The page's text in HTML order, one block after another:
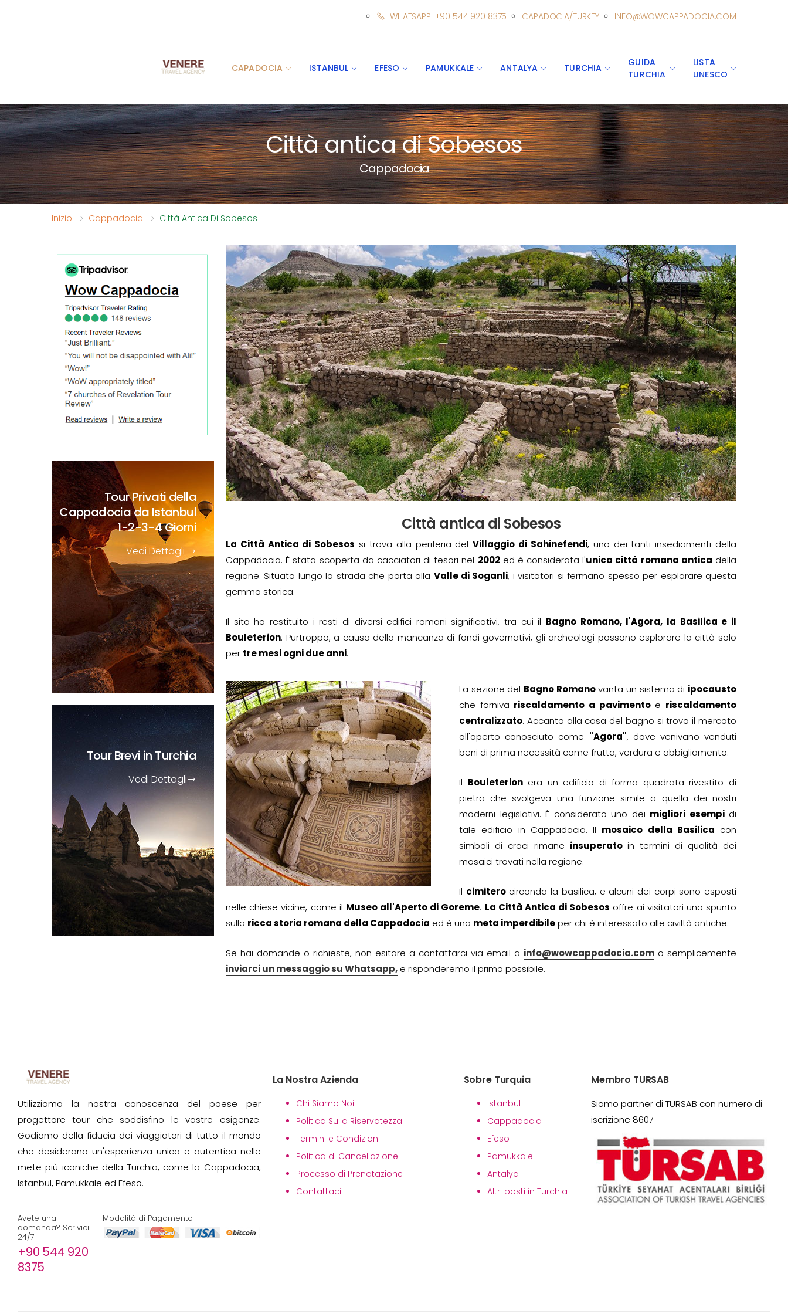
WHATSAPP: +90 544 920 8375 CAPADOCIA/TURKEY INFO@WOWCAPPADOCIA.COM
CAPADOCIA ISTANBUL EFESO PAMUKKALE ANTALYA TURCHIA
GUIDA
TURCHIA
LISTA
UNESCO
Città antica di Sobesos
Cappadocia
Inizio Cappadocia Città Antica Di Sobesos
Città antica di Sobesos
La Città Antica di Sobesos si trova alla periferia delVillaggio di Sahinefendi, uno dei tanti insediamenti della
Cappadocia. È stata scoperta da cacciatori di tesori nel 2002ed è considerata l'unica città romana antica della
regione. Situata lungo la strada che porta alla Valle di Soganli, i visitatori si fermano spesso per esplorare questa
gemma storica.
Il sito ha restituito i resti di diversi edifici romani significativi, tra cui il Bagno Romano, l'Agora, la Basilica e il
Bouleterion. Purtroppo, a causa della mancanza di fondi governativi, gli archeologi possono esplorare la città solo
per tre mesi ogni due anni.
La sezione del Bagno Romanovanta un sistema di ipocausto
che forniva riscaldamento a pavimentoe riscaldamento
centralizzato. Accanto alla casa del bagno si trova il mercato
all'aperto conosciuto come "Agora", dove venivano venduti
beni di prima necessità come frutta, verdura e abbigliamento.
Il Bouleterionera un edificio di forma quadrata rivestito di
pietra che svolgeva una funzione simile a quella dei nostri
moderni legislativi. È considerato uno dei migliori esempidi
tale edificio in Cappadocia. Il mosaico della Basilica con
simboli di croci rimane insuperatoin termini di qualità dei
mosaici trovati nella regione.
Il cimiterocirconda la basilica, e alcuni dei corpi sono esposti
nelle chiese vicine, come il Museo all'Aperto di Goreme. La Città Antica di Sobesos offre ai visitatori uno spunto
sulla ricca storia romana della Cappadocia ed è una meta imperdibileper chi è interessato alle civiltà antiche.
Se hai domande o richieste, non esitare a contattarci via email a info@wowcappadocia.com o semplicemente
inviarci un messaggio su Whatsapp, e risponderemo il prima possibile.
Tour Privati della
Cappadocia da Istanbul
1-2-3-4 Giorni
Vedi Dettagli
Tour Brevi in Turchia
Vedi Dettagli
Utilizziamo la nostra conoscenza del paese per
progettare tour che soddisfino le vostre esigenze.
Godiamo della fiducia dei viaggiatori di tutto il mondo
che desiderano un'esperienza unica e autentica nelle
mete più iconiche della Turchia, come la Cappadocia,
Istanbul, Pamukkale ed Efeso.
Avete una
domanda? Scrivici
24/7
+90 544 920
8375
Modalità di Pagamento
La Nostra Azienda
Chi Siamo Noi
Politica Sulla Riservatezza
Termini e Condizioni
Politica di Cancellazione
Processo di Prenotazione
Contattaci
Sobre Turquia
Istanbul
Cappadocia
Efeso
Pamukkale
Antalya
Altri posti in Turchia
Membro TURSAB
Siamo partner di TURSAB con numero di
iscrizione 8607